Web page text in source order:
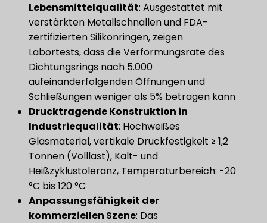
Lebensmittelqualität: Ausgestattet mit
verstärkten Metallschnallen und FDA-
zertifizierten Silikonringen, zeigen
Labortests, dass die Verformungsrate des
Dichtungsrings nach 5.000
aufeinanderfolgenden Öffnungen und
Schließungen weniger als 5% betragen kann
Drucktragende Konstruktion in
Industriequalität: Hochweißes
Glasmaterial, vertikale Druckfestigkeit ≥ 1,2
Tonnen (Volllast), Kalt- und
Heißzyklustoleranz, Temperaturbereich: -20
°C bis 120 °C
Anpassungsfähigkeit der
kommerziellen Szene: Das